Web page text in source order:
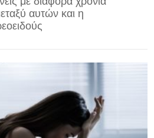
αυτών και η